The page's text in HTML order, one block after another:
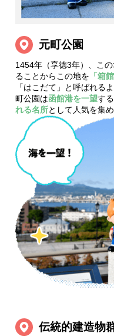
元町公園
1454年（享徳3年）、こ
ることからこの地を 「箱館
「はこだて」と呼ばれる
町公園は函館港を一望す
れる名所として人気を集め
伝統的建造物